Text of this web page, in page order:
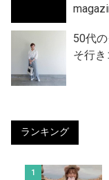
50代
そ行き
ランキング